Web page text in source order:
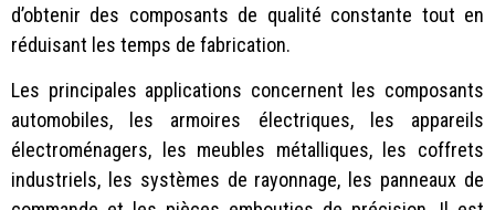
d’obtenir des composants de qualité constante tout en
réduisant les temps de fabrication.
Les principales applications concernent les composants
automobiles, les armoires électriques, les appareils
électroménagers, les meubles métalliques, les coffrets
industriels, les systèmes de rayonnage, les panneaux de